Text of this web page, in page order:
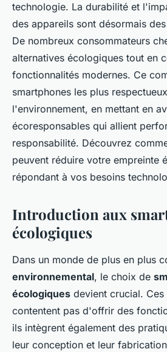
technologie. La durabilité et
des appareils sont désormais
De nombreux consommateurs
alternatives écologiques tout en
fonctionnalités modernes. Ce
smartphones les plus
l'environnement, en mettant en
écoresponsables qui allient
responsabilité. Découvrez
peuvent réduire votre empreinte
répondant à vos besoins
Introduction aux
écologiques
Dans un monde de plus en plus
environnemental, le choix de
écologiques devient crucial.
contentent pas d'offrir des
ils intègrent également des
leur conception et leur